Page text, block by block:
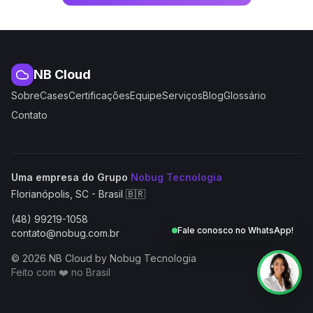
NB Cloud
SobreCasesCertificaçõesEquipeServiçosBlogGlossário
Contato
Uma empresa do Grupo Nobug Tecnologia
Florianópolis, SC - Brasil 🇧🇷
(48) 99219-1058
contato@nobug.com.br
© 2026 NB Cloud by Nobug Tecnologia
Feito com ❤️ no Brasil
NB Cloud by Nobug Tecnologia — Cloud computing,
Fale conosco no WhatsApp!